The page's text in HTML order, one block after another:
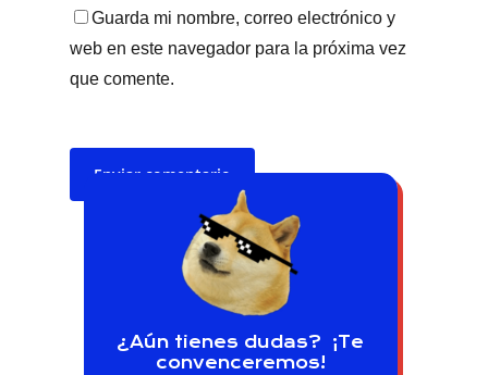
Guarda mi nombre, correo electrónico y
web en este navegador para la próxima vez
que comente.
¿Aún tienes dudas? ¡Te
convenceremos!